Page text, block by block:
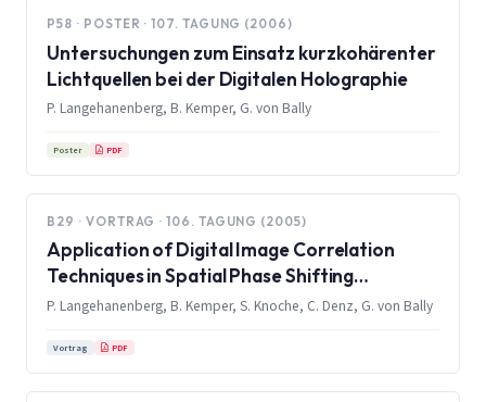
P58 · POSTER · 107. TAGUNG (2006)
Untersuchungen zum Einsatz kurzkohärenter
Lichtquellen bei der Digitalen Holographie
P. Langehanenberg, B. Kemper, G. von Bally
Poster PDF
B29 · VORTRAG · 106. TAGUNG (2005)
Application of Digital Image Correlation
Techniques in Spatial Phase Shifting
Interferometry
P. Langehanenberg, B. Kemper, S. Knoche, C. Denz, G. von Bally
Vortrag PDF